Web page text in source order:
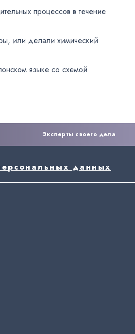
процессов в течение
, или делали химический
языке со схемой
Эксперты своего дела
данных